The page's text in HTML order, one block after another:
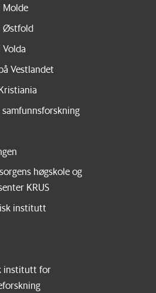
Molde
Østfold
Vestlandet
høgskole og
KRUS
institutt
institutt for